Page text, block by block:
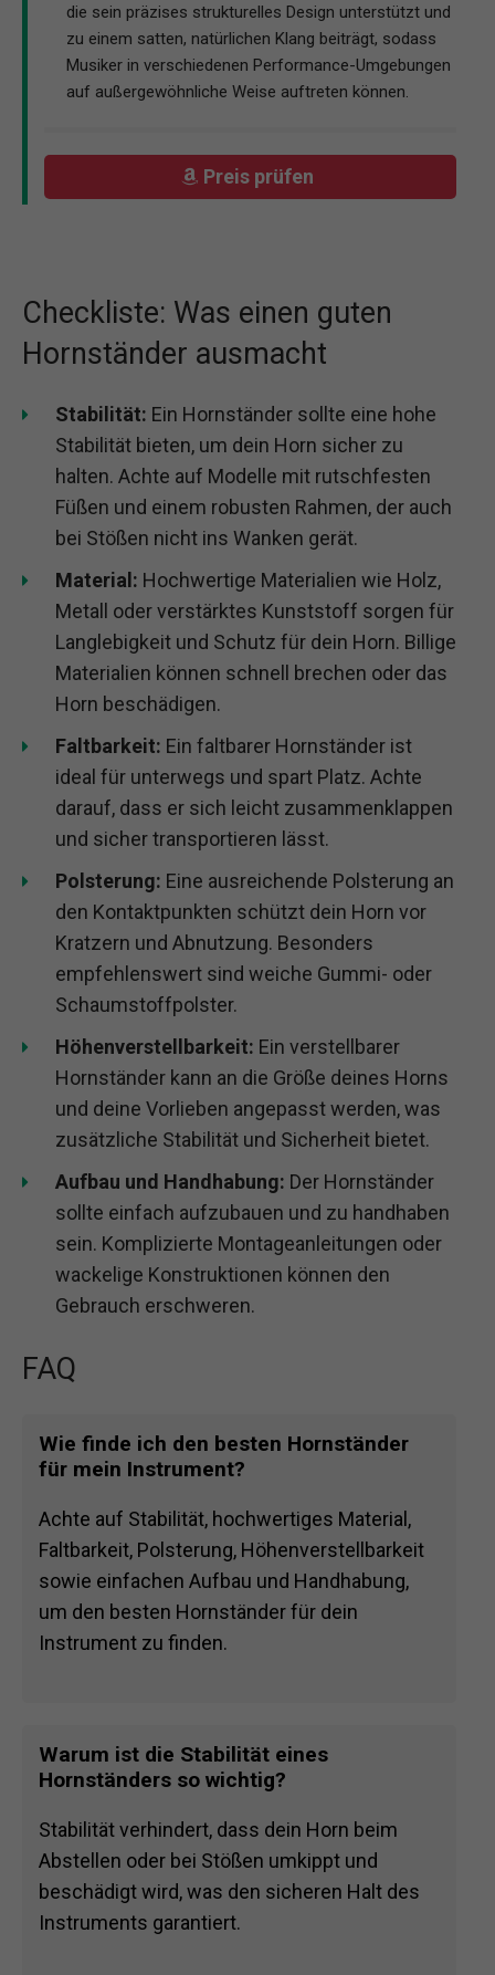
die sein präzises strukturelles Design unterstützt und
zu einem satten, natürlichen Klang beiträgt, sodass
Musiker in verschiedenen Performance-Umgebungen
auf außergewöhnliche Weise auftreten können.
Preis prüfen
Checkliste: Was einen guten
Hornständer ausmacht
Stabilität: Ein Hornständer sollte eine hohe
Stabilität bieten, um dein Horn sicher zu
halten. Achte auf Modelle mit rutschfesten
Füßen und einem robusten Rahmen, der auch
bei Stößen nicht ins Wanken gerät.
Material: Hochwertige Materialien wie Holz,
Metall oder verstärktes Kunststoff sorgen für
Langlebigkeit und Schutz für dein Horn. Billige
Materialien können schnell brechen oder das
Horn beschädigen.
Faltbarkeit: Ein faltbarer Hornständer ist
ideal für unterwegs und spart Platz. Achte
darauf, dass er sich leicht zusammenklappen
und sicher transportieren lässt.
Polsterung: Eine ausreichende Polsterung an
den Kontaktpunkten schützt dein Horn vor
Kratzern und Abnutzung. Besonders
empfehlenswert sind weiche Gummi- oder
Schaumstoffpolster.
Höhenverstellbarkeit: Ein verstellbarer
Hornständer kann an die Größe deines Horns
und deine Vorlieben angepasst werden, was
zusätzliche Stabilität und Sicherheit bietet.
Aufbau und Handhabung: Der Hornständer
sollte einfach aufzubauen und zu handhaben
sein. Komplizierte Montageanleitungen oder
wackelige Konstruktionen können den
Gebrauch erschweren.
FAQ
Wie finde ich den besten Hornständer
für mein Instrument?
Achte auf Stabilität, hochwertiges Material,
Faltbarkeit, Polsterung, Höhenverstellbarkeit
sowie einfachen Aufbau und Handhabung,
um den besten Hornständer für dein
Instrument zu finden.
Warum ist die Stabilität eines
Hornständers so wichtig?
Stabilität verhindert, dass dein Horn beim
Abstellen oder bei Stößen umkippt und
beschädigt wird, was den sicheren Halt des
Instruments garantiert.